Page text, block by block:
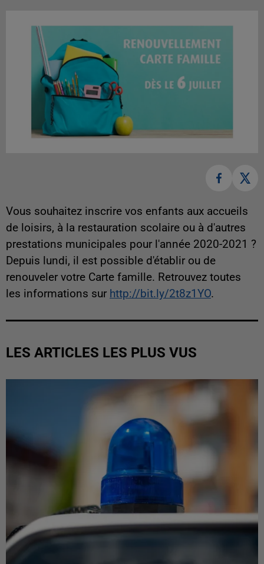
Vous souhaitez inscrire vos enfants aux accueils
de loisirs, à la restauration scolaire ou à d'autres
prestations municipales pour l'année 2020-2021 ?
Depuis lundi, il est possible d'établir ou de
renouveler votre Carte famille. Retrouvez toutes
les informations sur http://bit.ly/2t8z1YO.
LES ARTICLES LES PLUS VUS